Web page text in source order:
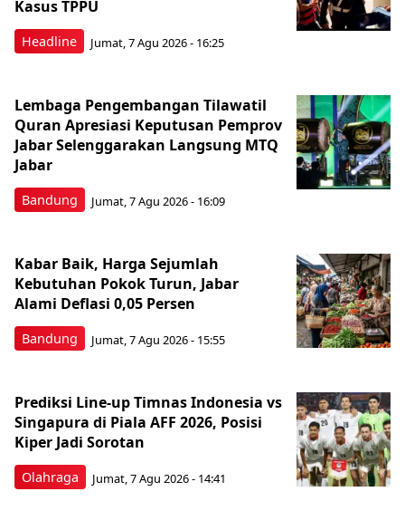
Headline
Kasus TPPU
Jumat, 7 Agu 2026 - 16:25
Bandung
Lembaga Pengembangan Tilawatil
Quran Apresiasi Keputusan Pemprov
Jabar Selenggarakan Langsung MTQ
Jabar
Jumat, 7 Agu 2026 - 16:09
Bandung
Kabar Baik, Harga Sejumlah
Kebutuhan Pokok Turun, Jabar
Alami Deflasi 0,05 Persen
Jumat, 7 Agu 2026 - 15:55
Olahraga
Prediksi Line-up Timnas Indonesia vs
Singapura di Piala AFF 2026, Posisi
Kiper Jadi Sorotan
Jumat, 7 Agu 2026 - 14:41